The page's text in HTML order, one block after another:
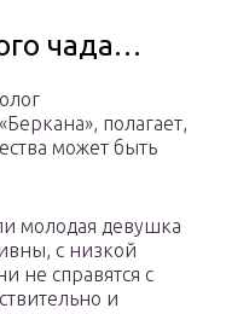
чада…
полагает,
может быть
молодая девушка
с низкой
не справятся с
и